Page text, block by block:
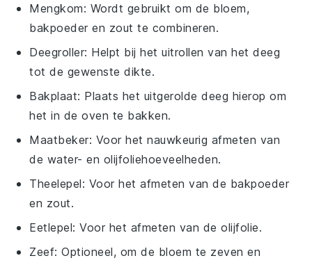
Mengkom: Wordt gebruikt om de bloem,
bakpoeder en zout te combineren.
Deegroller: Helpt bij het uitrollen van het deeg
tot de gewenste dikte.
Bakplaat: Plaats het uitgerolde deeg hierop om
het in de oven te bakken.
Maatbeker: Voor het nauwkeurig afmeten van
de water- en olijfoliehoeveelheden.
Theelepel: Voor het afmeten van de bakpoeder
en zout.
Eetlepel: Voor het afmeten van de olijfolie.
Zeef: Optioneel, om de bloem te zeven en